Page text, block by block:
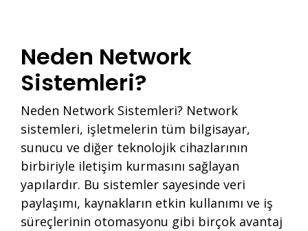
Neden Network
Sistemleri?
Neden Network Sistemleri? Network
sistemleri, işletmelerin tüm bilgisayar,
sunucu ve diğer teknolojik cihazlarının
birbiriyle iletişim kurmasını sağlayan
yapılardır. Bu sistemler sayesinde veri
paylaşımı, kaynakların etkin kullanımı ve iş
süreçlerinin otomasyonu gibi birçok avantaj